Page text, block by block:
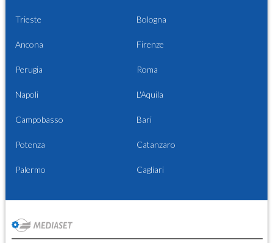
Trieste Bologna
Ancona Firenze
Perugia Roma
Napoli L'Aquila
Campobasso Bari
Potenza Catanzaro
Palermo Cagliari